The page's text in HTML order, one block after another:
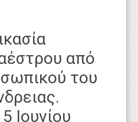
από
του
Ιουνίου